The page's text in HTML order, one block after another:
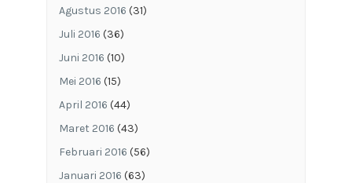
Agustus 2016 (31)
Juli 2016 (36)
Juni 2016 (10)
Mei 2016 (15)
April 2016 (44)
Maret 2016 (43)
Februari 2016 (56)
Januari 2016 (63)